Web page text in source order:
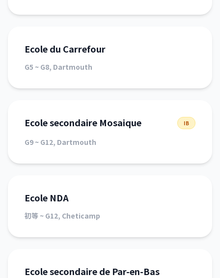
Ecole du Carrefour
G5 ~ G8, Dartmouth
Ecole secondaire Mosaique IB
G9 ~ G12, Dartmouth
Ecole NDA
初等 ~ G12, Cheticamp
Ecole secondaire de Par-en-Bas